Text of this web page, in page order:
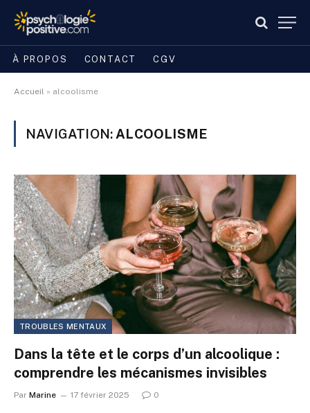
À PROPOS CONTACT CGV
Accueil » alcoolisme
NAVIGATION: ALCOOLISME
TROUBLES MENTAUX
Dans la tête et le corps d’un alcoolique :
comprendre les mécanismes invisibles
Par Marine 17 février 2025 0